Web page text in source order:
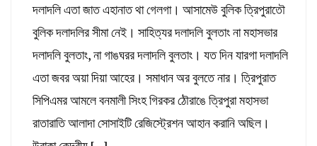
দলাদলি এতা জাত এহানাত থা গেলগা। আসামেউ বুলিক ত্রিপুরাতৌ
বুলিক দলাদলির সীমা নেই। সাহিত্যর দলাদলি বুলতাং না মহাসভার
দলাদলি বুলতাং, না গাঙঘরর দলাদলি বুলতাং। যত দিন যারগা দলাদলি
এতা জবর অয়া দিয়া আহের। সমাধান অর বুলতে নার। ত্রিপুরাত
সিপিএমর আমলে বনমালী সিংহ গিরকর ঠৌরাঙে ত্রিপুরা মহাসভা
রাতারাতি আলাদা সোসাইটি রেজিস্ট্রেশন আহান করানি অছিল।